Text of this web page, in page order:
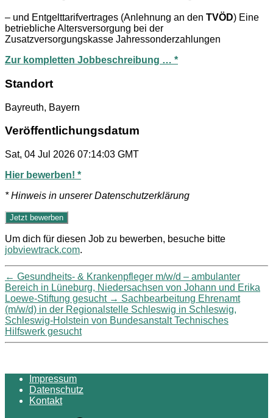
– und Entgelttarifvertrages (Anlehnung an den TVÖD) Eine
betriebliche Altersversorgung bei der
Zusatzversorgungskasse Jahressonderzahlungen
Zur kompletten Jobbeschreibung … *
Standort
Bayreuth, Bayern
Veröffentlichungsdatum
Sat, 04 Jul 2026 07:14:03 GMT
Hier bewerben! *
* Hinweis in unserer Datenschutzerklärung
Um dich für diesen Job zu bewerben, besuche bitte
jobviewtrack.com.
← Gesundheits- & Krankenpfleger m/w/d – ambulanter
Bereich in Lüneburg, Niedersachsen von Johann und Erika
Loewe-Stiftung gesucht → Sachbearbeitung Ehrenamt
(m/w/d) in der Regionalstelle Schleswig in Schleswig,
Schleswig-Holstein von Bundesanstalt Technisches
Hilfswerk gesucht
Impressum
Datenschutz
Kontakt